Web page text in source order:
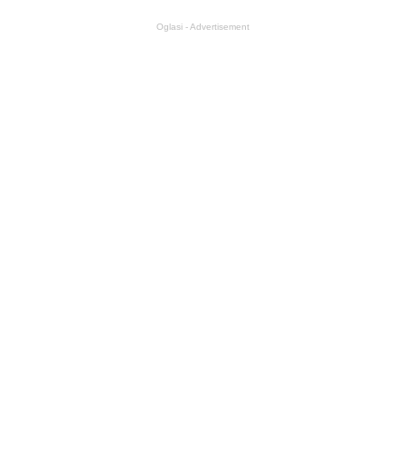
Oglasi - Advertisement